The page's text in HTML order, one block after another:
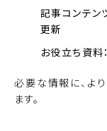
記事コンテン
更新
お役立ち資料
必要な情報に、よ
ます。